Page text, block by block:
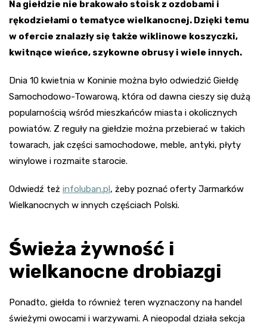
Na giełdzie nie brakowało stoisk z ozdobami i
rękodziełami o tematyce wielkanocnej. Dzięki temu
w ofercie znalazły się także wiklinowe koszyczki,
kwitnące wieńce, szykowne obrusy i wiele innych.
Dnia 10 kwietnia w Koninie można było odwiedzić Giełdę
Samochodowo-Towarową, która od dawna cieszy się dużą
popularnością wśród mieszkańców miasta i okolicznych
powiatów. Z reguły na giełdzie można przebierać w takich
towarach, jak części samochodowe, meble, antyki, płyty
winylowe i rozmaite starocie.
Odwiedź też infoluban.pl, żeby poznać oferty Jarmarków
Wielkanocnych w innych częściach Polski.
Świeża żywność i
wielkanocne drobiazgi
Ponadto, giełda to również teren wyznaczony na handel
świeżymi owocami i warzywami. A nieopodal działa sekcja